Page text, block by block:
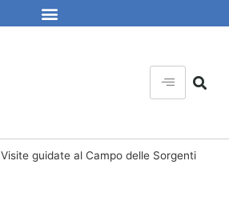
Visite guidate al Campo delle Sorgenti